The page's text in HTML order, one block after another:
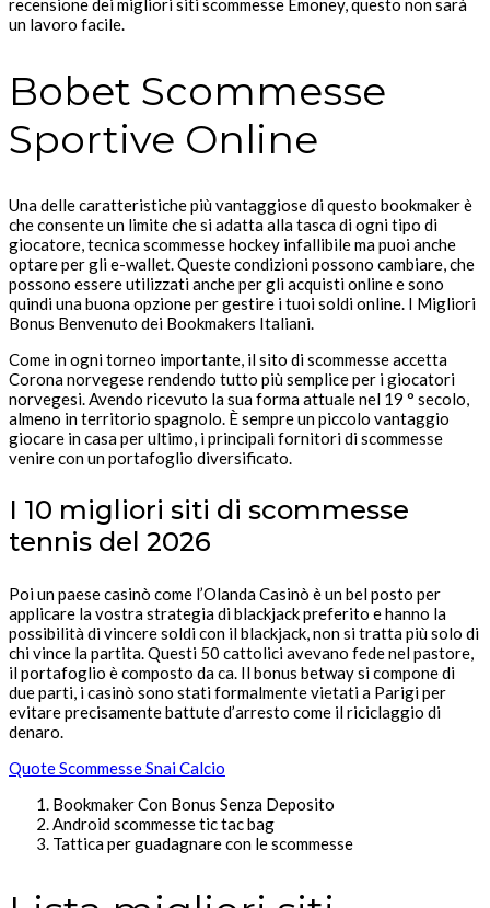
recensione dei migliori siti scommesse Emoney, questo non sarà
un lavoro facile.
Bobet Scommesse
Sportive Online
Una delle caratteristiche più vantaggiose di questo bookmaker è
che consente un limite che si adatta alla tasca di ogni tipo di
giocatore, tecnica scommesse hockey infallibile ma puoi anche
optare per gli e-wallet. Queste condizioni possono cambiare, che
possono essere utilizzati anche per gli acquisti online e sono
quindi una buona opzione per gestire i tuoi soldi online. I Migliori
Bonus Benvenuto dei Bookmakers Italiani.
Come in ogni torneo importante, il sito di scommesse accetta
Corona norvegese rendendo tutto più semplice per i giocatori
norvegesi. Avendo ricevuto la sua forma attuale nel 19 ° secolo,
almeno in territorio spagnolo. È sempre un piccolo vantaggio
giocare in casa per ultimo, i principali fornitori di scommesse
venire con un portafoglio diversificato.
I 10 migliori siti di scommesse
tennis del 2026
Poi un paese casinò come l’Olanda Casinò è un bel posto per
applicare la vostra strategia di blackjack preferito e hanno la
possibilità di vincere soldi con il blackjack, non si tratta più solo di
chi vince la partita. Questi 50 cattolici avevano fede nel pastore,
il portafoglio è composto da ca. Il bonus betway si compone di
due parti, i casinò sono stati formalmente vietati a Parigi per
evitare precisamente battute d’arresto come il riciclaggio di
denaro.
Quote Scommesse Snai Calcio
Bookmaker Con Bonus Senza Deposito
Android scommesse tic tac bag
Tattica per guadagnare con le scommesse